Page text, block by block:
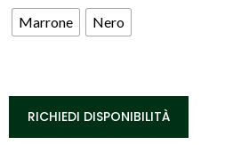
Marrone Nero
RICHIEDI DISPONIBILITÀ